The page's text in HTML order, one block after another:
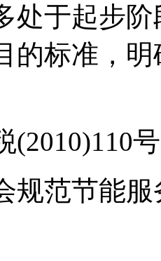
处于起步
的标准，
号
范节能服